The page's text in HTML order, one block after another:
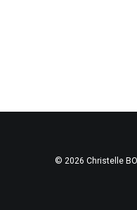
© 2026 Christelle